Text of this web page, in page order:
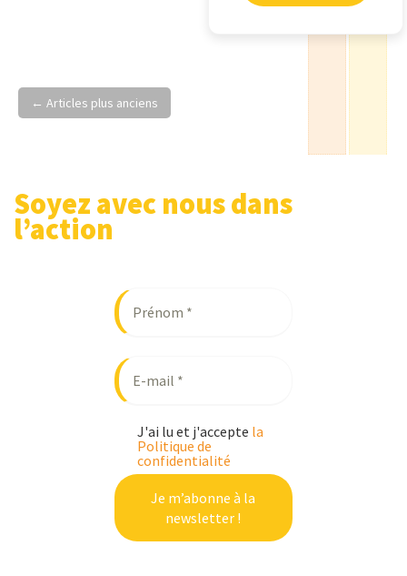
Navigation
au
articles
← Articles plus anciens
Soyez avec nous dans
l’action
J'ai lu et j'accepte la
Politique de
confidentialité